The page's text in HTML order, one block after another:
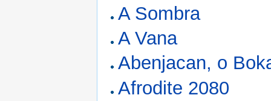
A Sombra
A Vana
Abenjacan, o
Afrodite 2080